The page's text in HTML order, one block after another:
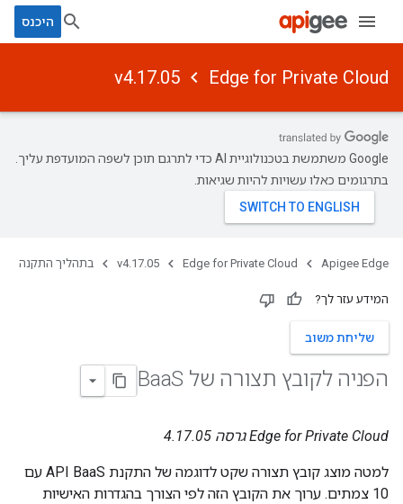
היכנס
Edge for Private Cloud
v4.17.05
‫Google משתמשת בטכנולוגיית AI כדי לתרגם תוכן לשפה המועדפת עליך.
בתרגומים כאלו עשויות להיות שגיאות.
Apigee Edge
Edge for Private Cloud
v4.17.05 בתהליך התקנה
המידע עזר לך?
שליחת משוב
הפניה לקובץ תצורה של Baa S
Edge for Private Cloud גרסה 4.17.05
למטה מוצג קובץ תצורה שקט לדוגמה של התקנת API BaaS עם
10 צמתים. ערוך את הקובץ הזה לפי הצורך בהגדרות האישיות